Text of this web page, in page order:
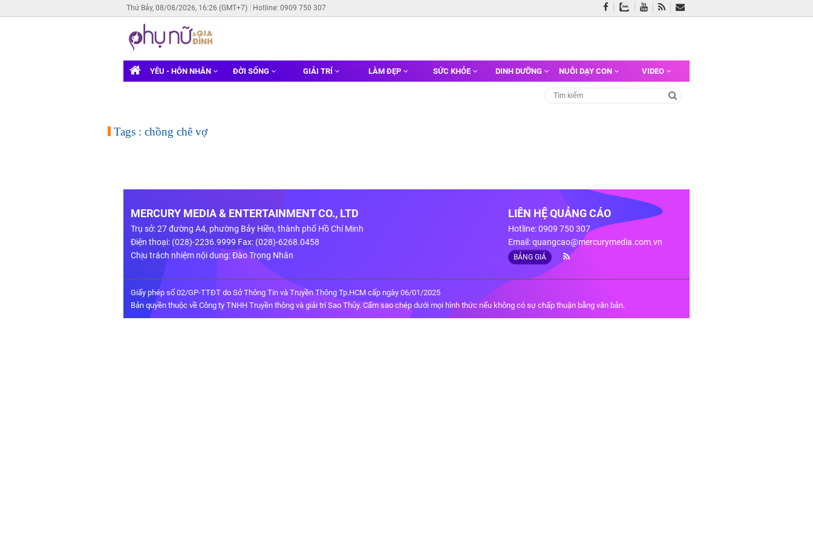
Thứ Bảy, 08/08/2026, 16:26 (GMT+7) Hotline: 0909 750 307
YÊU - HÔN NHÂN ĐỜI SỐNG GIẢI TRÍ LÀM ĐẸP SỨC KHỎE DINH DƯỠNG NUÔI DẠY CON VIDEO
Tags : chồng chê vợ
MERCURY MEDIA & ENTERTAINMENT CO., LTD
Trụ sở: 27 đường A4, phường Bảy Hiền, thành phố Hồ Chí Minh
Điện thoại: (028)-2236.9999 Fax: (028)-6268.0458
Chịu trách nhiệm nội dung: Đào Trọng Nhân
LIÊN HỆ QUẢNG CÁO
Hotline: 0909 750 307
Email:quangcao@mercurymedia.com.vn
BẢNG GIÁ
Giấy phép số 02/GP-TTĐT do Sở Thông Tin và Truyền Thông Tp.HCM cấp ngày 06/01/2025
Bản quyền thuộc về Công ty TNHH Truyền thông và giải trí Sao Thủy. Cấm sao chép dưới mọi hình thức nếu không có sự chấp thuận bằng văn bản.